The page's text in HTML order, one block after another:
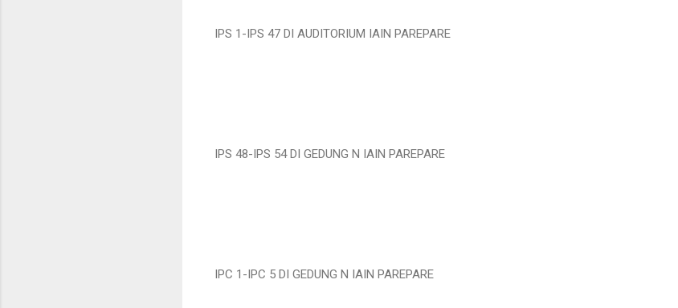
IPS 1-IPS 47 DI AUDITORIUM IAIN PAREPARE
IPS 48-IPS 54 DI GEDUNG N IAIN PAREPARE
IPC 1-IPC 5 DI GEDUNG N IAIN PAREPARE